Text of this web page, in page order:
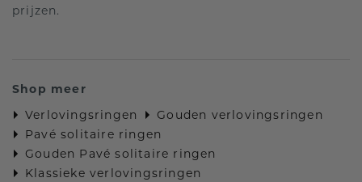
prijzen.
Shop meer
Verlovingsringen
Gouden verlovingsringen
Pavé solitaire ringen
Gouden Pavé solitaire ringen
Klassieke verlovingsringen